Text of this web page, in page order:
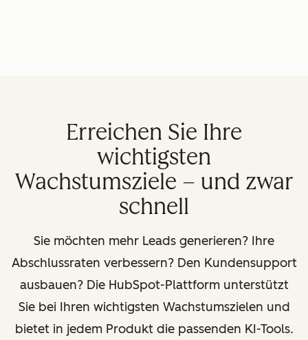
Erreichen Sie Ihre
wichtigsten
Wachstumsziele – und zwar
schnell
Sie möchten mehr Leads generieren? Ihre
Abschlussraten verbessern? Den Kundensupport
ausbauen? Die HubSpot-Plattform unterstützt
Sie bei Ihren wichtigsten Wachstumszielen und
bietet in jedem Produkt die passenden KI-Tools.